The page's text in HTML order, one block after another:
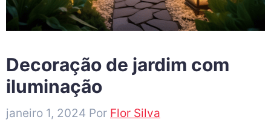
Decoração de jardim com
iluminação
janeiro 1, 2024 Por Flor Silva